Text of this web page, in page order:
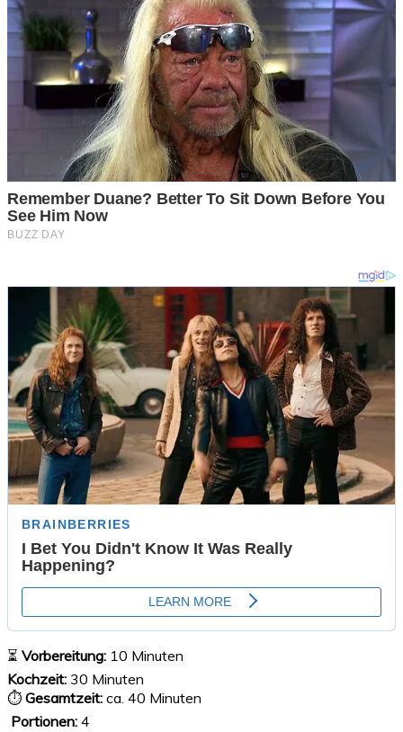
⏳ Vorbereitung: 10 Minuten
Kochzeit: 30 Minuten
⏱ Gesamtzeit: ca. 40 Minuten
Portionen: 4